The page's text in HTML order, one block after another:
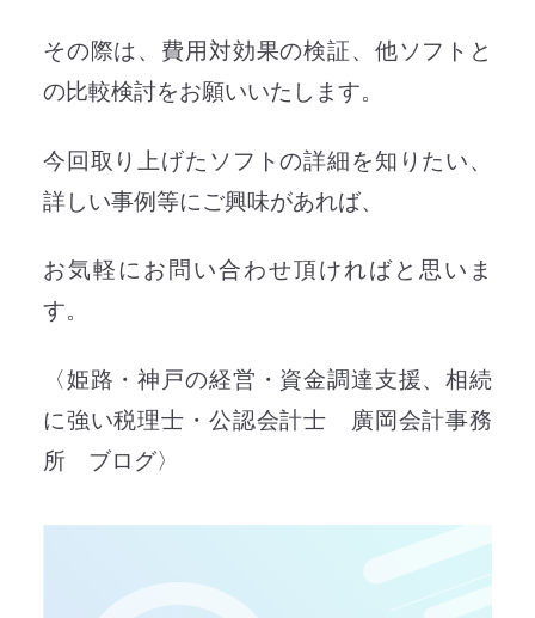
その際は、費用対効果の検証、他ソフトと
の比較検討をお願いいたします。
今回取り上げたソフトの詳細を知りたい、
詳しい事例等にご興味があれば、
お気軽にお問い合わせ頂ければと思いま
す。
〈姫路・神戸の経営・資金調達支援、相続
に強い税理士・公認会計士 廣岡会計事務
所 ブログ〉